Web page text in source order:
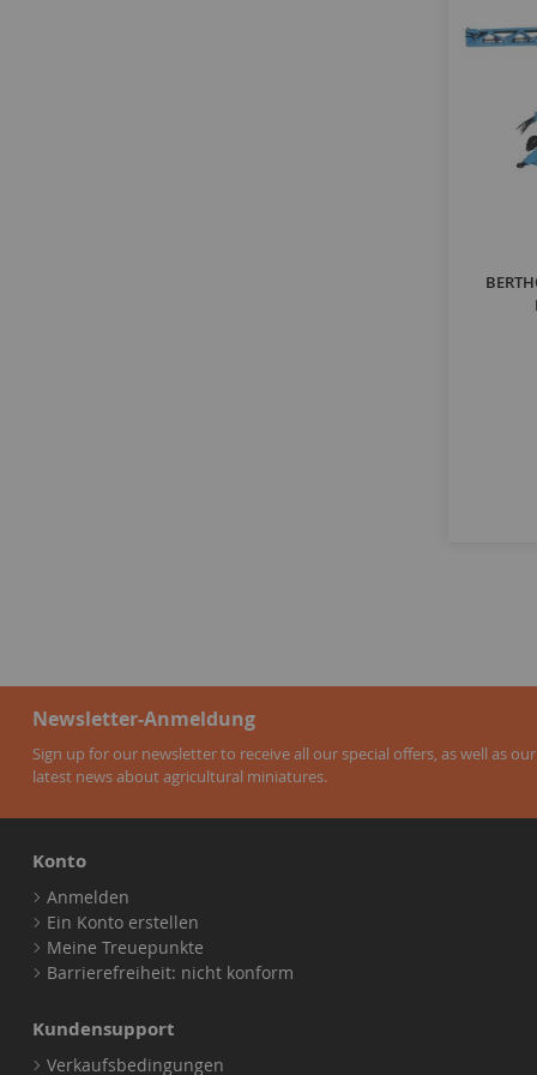
Newsletter-Anmeldung
Sign up for our newsletter to receive all our special offers, as well as our
latest news about agricultural miniatures.
Konto
Anmelden
Ein Konto erstellen
Meine Treuepunkte
Barrierefreiheit: nicht konform
Kundensupport
Verkaufsbedingungen